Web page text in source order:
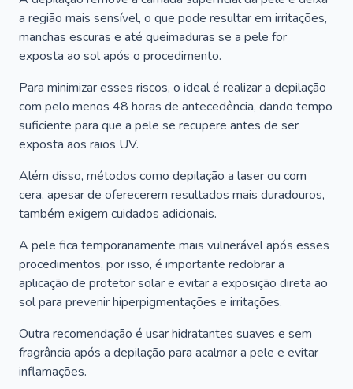
a região mais sensível, o que pode resultar em irritações,
manchas escuras e até queimaduras se a pele for
exposta ao sol após o procedimento.
Para minimizar esses riscos, o ideal é realizar a depilação
com pelo menos 48 horas de antecedência, dando tempo
suficiente para que a pele se recupere antes de ser
exposta aos raios UV.
Além disso, métodos como depilação a laser ou com
cera, apesar de oferecerem resultados mais duradouros,
também exigem cuidados adicionais.
A pele fica temporariamente mais vulnerável após esses
procedimentos, por isso, é importante redobrar a
aplicação de protetor solar e evitar a exposição direta ao
sol para prevenir hiperpigmentações e irritações.
Outra recomendação é usar hidratantes suaves e sem
fragrância após a depilação para acalmar a pele e evitar
inflamações.